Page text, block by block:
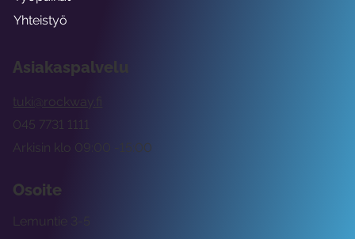
Asiakaspalvelu
tuki@rockway.fi
Arkisin klo 09:00 -15:00
045 7731 1111
Osoite
Lemuntie 3-5
Yhteistyö